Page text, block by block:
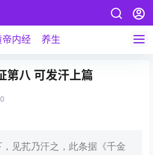
帝内经 养生
第八 可发汗上篇
0
见芤乃汗之，此条据《千金